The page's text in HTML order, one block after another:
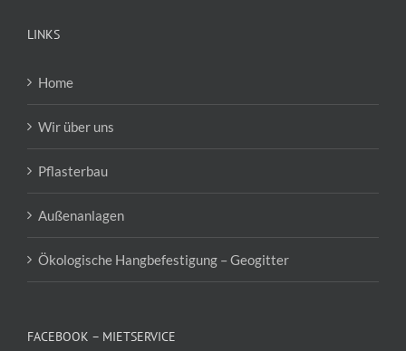
LINKS
Home
Wir über uns
Pflasterbau
Außenanlagen
Ökologische Hangbefestigung – Geogitter
FACEBOOK – MIETSERVICE